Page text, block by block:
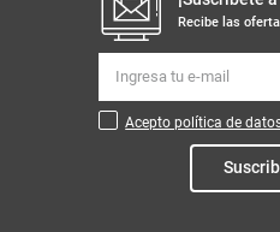
Recibe las
Acepto política de